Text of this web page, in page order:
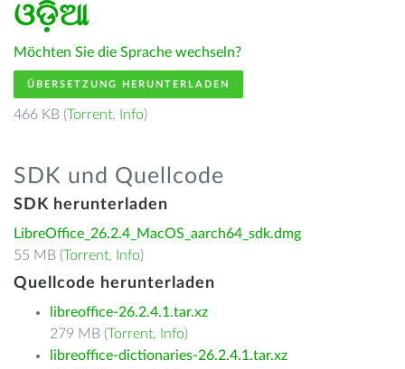
ଓଡ଼ିଆ
Möchten Sie die Sprache wechseln?
ÜBERSETZUNG HERUNTERLADEN
466 KB (Torrent, Info)
SDK und Quellcode
SDK herunterladen
LibreOffice_26.2.4_MacOS_aarch64_sdk.dmg
55 MB (Torrent, Info)
Quellcode herunterladen
libreoffice-26.2.4.1.tar.xz
279 MB (Torrent, Info)
libreoffice-dictionaries-26.2.4.1.tar.xz